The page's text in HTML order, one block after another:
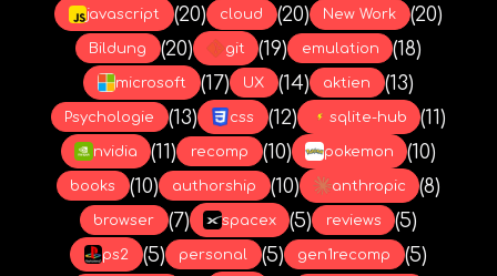
javascript (20) cloud (20) New Work (20)
Bildung (20) git (19) emulation (18)
microsoft (17) UX (14) aktien (13)
Psychologie (13) css (12) sqlite-hub (11)
nvidia (11) recomp (10) pokemon (10)
books (10) authorship (10) anthropic (8)
browser (7) spacex (5) reviews (5)
ps2 (5) personal (5) gen1recomp (5)